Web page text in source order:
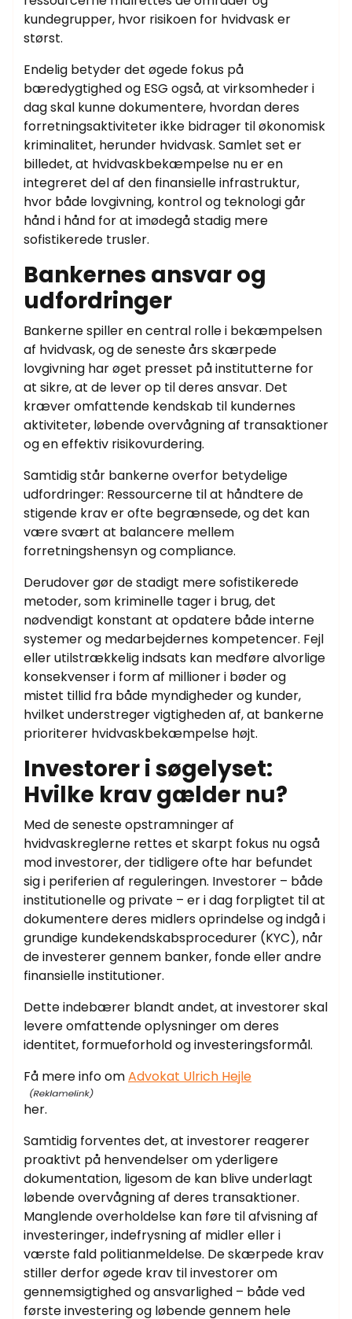
kundegrupper, hvor risikoen for hvidvask er
størst.
Endelig betyder det øgede fokus på
bæredygtighed og ESG også, at virksomheder i
dag skal kunne dokumentere, hvordan deres
forretningsaktiviteter ikke bidrager til økonomisk
kriminalitet, herunder hvidvask. Samlet set er
billedet, at hvidvaskbekæmpelse nu er en
integreret del af den finansielle infrastruktur,
hvor både lovgivning, kontrol og teknologi går
hånd i hånd for at imødegå stadig mere
sofistikerede trusler.
Bankernes ansvar og
udfordringer
Bankerne spiller en central rolle i bekæmpelsen
af hvidvask, og de seneste års skærpede
lovgivning har øget presset på institutterne for
at sikre, at de lever op til deres ansvar. Det
kræver omfattende kendskab til kundernes
aktiviteter, løbende overvågning af transaktioner
og en effektiv risikovurdering.
Samtidig står bankerne overfor betydelige
udfordringer: Ressourcerne til at håndtere de
stigende krav er ofte begrænsede, og det kan
være svært at balancere mellem
forretningshensyn og compliance.
Derudover gør de stadigt mere sofistikerede
metoder, som kriminelle tager i brug, det
nødvendigt konstant at opdatere både interne
systemer og medarbejdernes kompetencer. Fejl
eller utilstrækkelig indsats kan medføre alvorlige
konsekvenser i form af millioner i bøder og
mistet tillid fra både myndigheder og kunder,
hvilket understreger vigtigheden af, at bankerne
prioriterer hvidvaskbekæmpelse højt.
Investorer i søgelyset:
Hvilke krav gælder nu?
Med de seneste opstramninger af
hvidvaskreglerne rettes et skarpt fokus nu også
mod investorer, der tidligere ofte har befundet
sig i periferien af reguleringen. Investorer – både
institutionelle og private – er i dag forpligtet til at
dokumentere deres midlers oprindelse og indgå i
grundige kundekendskabsprocedurer (KYC), når
de investerer gennem banker, fonde eller andre
finansielle institutioner.
Dette indebærer blandt andet, at investorer skal
levere omfattende oplysninger om deres
identitet, formueforhold og investeringsformål.
Få mere info omAdvokat Ulrich Hejle
her.
Samtidig forventes det, at investorer reagerer
proaktivt på henvendelser om yderligere
dokumentation, ligesom de kan blive underlagt
løbende overvågning af deres transaktioner.
Manglende overholdelse kan føre til afvisning af
investeringer, indefrysning af midler eller i
værste fald politianmeldelse. De skærpede krav
stiller derfor øgede krav til investorer om
gennemsigtighed og ansvarlighed – både ved
første investering og løbende gennem hele